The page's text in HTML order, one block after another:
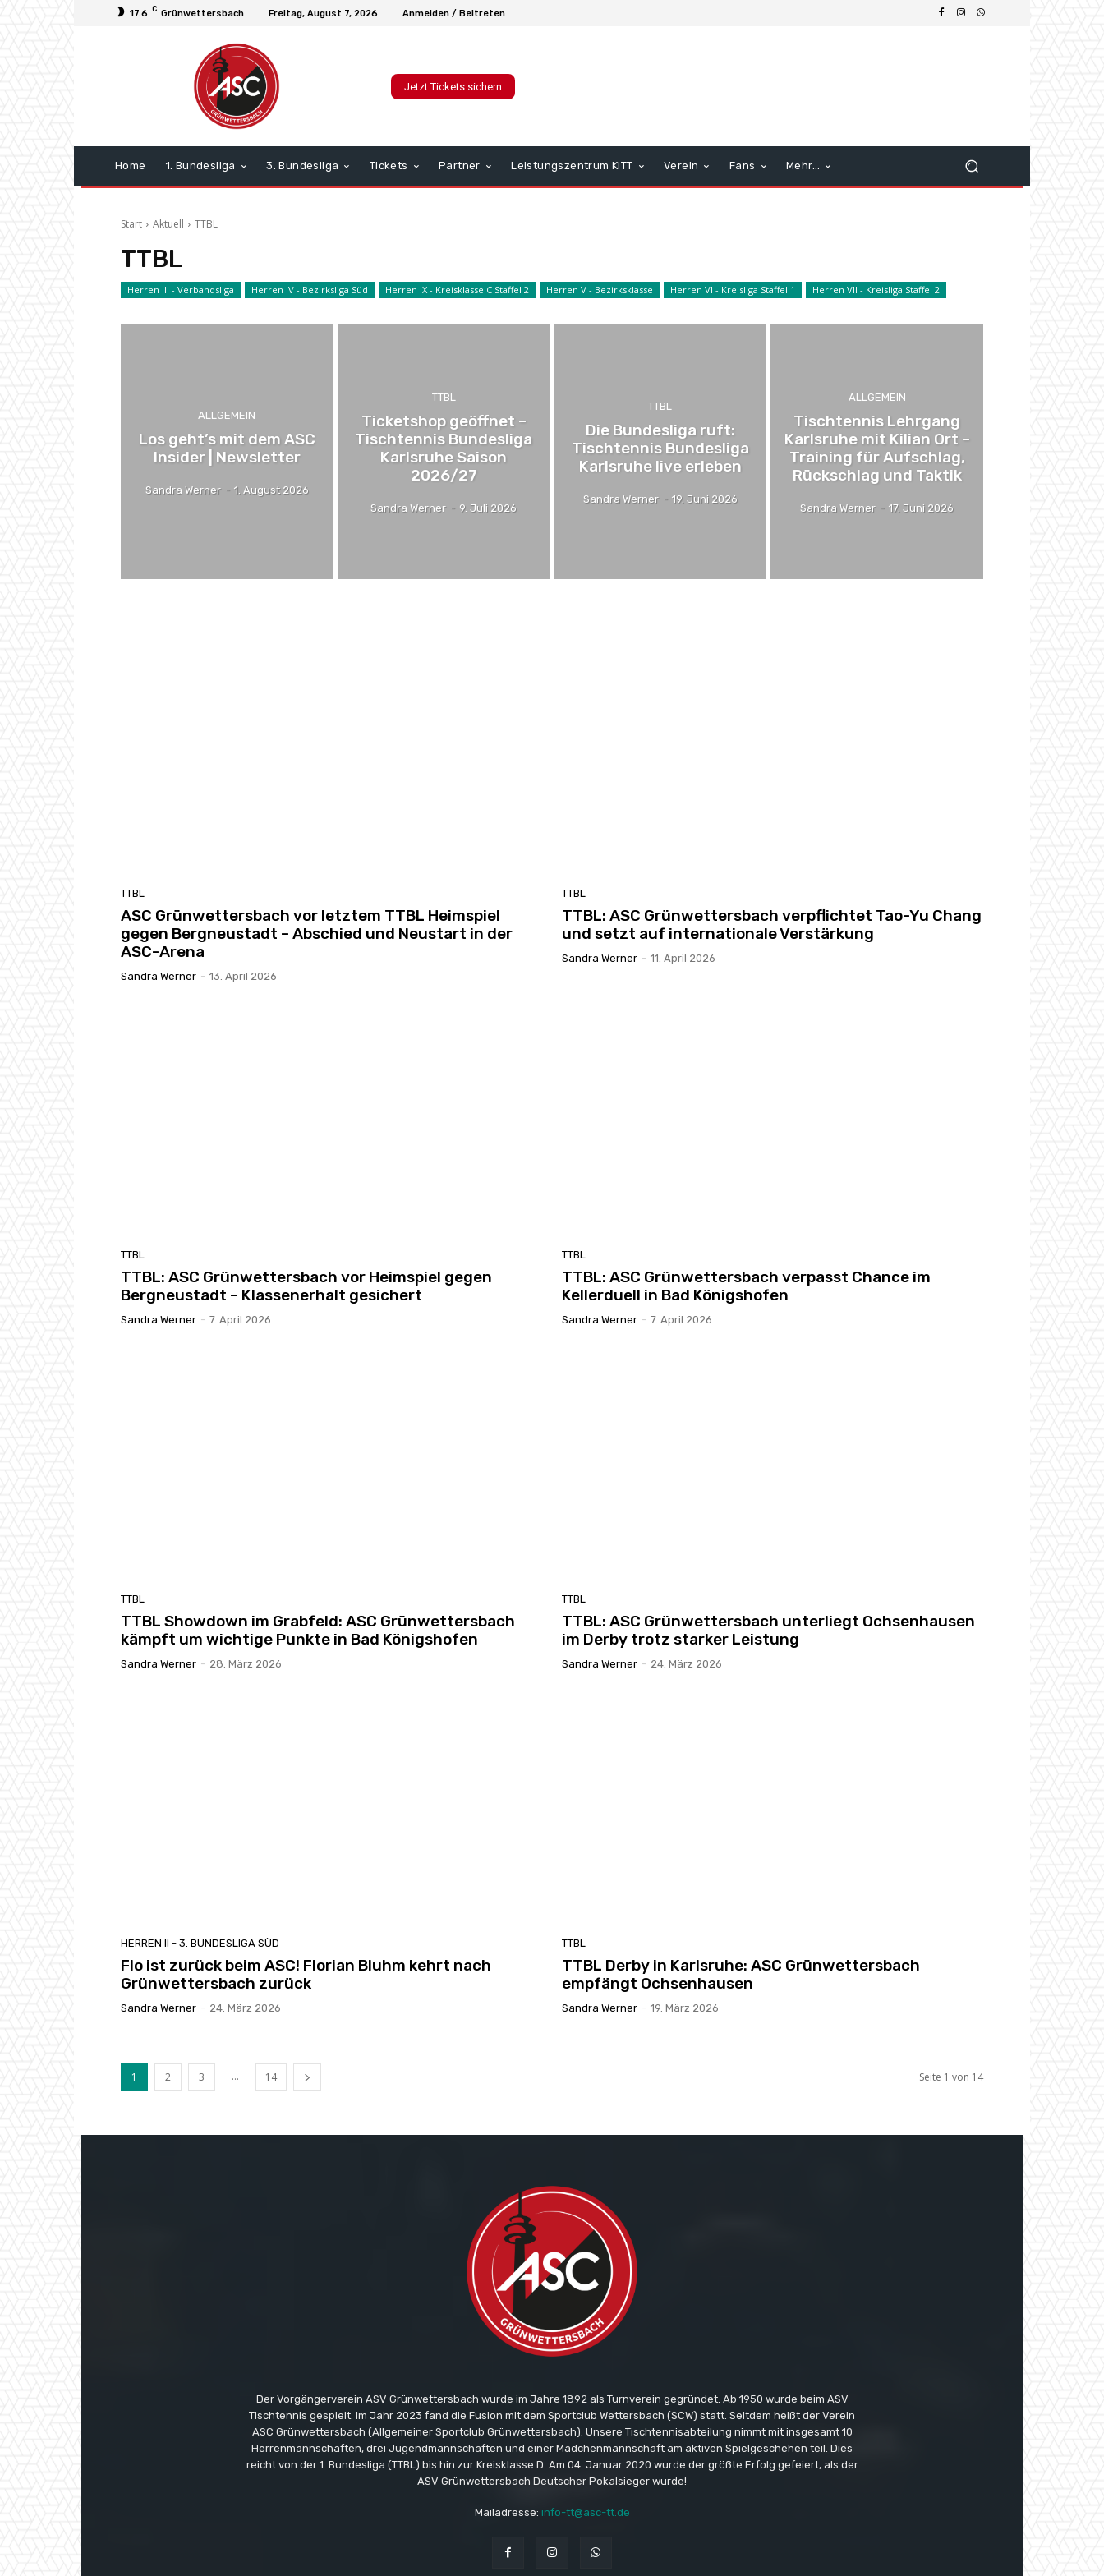
17.6 C Grünwettersbach Freitag, August 7, 2026 Anmelden / Beitreten
Jetzt Tickets sichern
Home 1. Bundesliga 3. Bundesliga Tickets Partner Leistungszentrum KITT Verein Fans Mehr…
Start Aktuell TTBL
TTBL
Herren III - Verbandsliga Herren IV - Bezirksliga Süd Herren IX - Kreisklasse C Staffel 2 Herren V - Bezirksklasse Herren VI - Kreisliga Staffel 1 Herren VII - Kreisliga Staffel 2
ALLGEMEIN
Los geht’s mit dem ASC
Insider | Newsletter
Sandra Werner - 1. August 2026
TTBL
Ticketshop geöffnet –
Tischtennis Bundesliga
Karlsruhe Saison
2026/27
Sandra Werner - 9. Juli 2026
TTBL
Die Bundesliga ruft:
Tischtennis Bundesliga
Karlsruhe live erleben
Sandra Werner - 19. Juni 2026
ALLGEMEIN
Tischtennis Lehrgang
Karlsruhe mit Kilian Ort –
Training für Aufschlag,
Rückschlag und Taktik
Sandra Werner - 17. Juni 2026
TTBL
ASC Grünwettersbach vor letztem TTBL Heimspiel
gegen Bergneustadt – Abschied und Neustart in der
ASC-Arena
Sandra Werner - 13. April 2026
TTBL
TTBL: ASC Grünwettersbach verpflichtet Tao-Yu Chang
und setzt auf internationale Verstärkung
Sandra Werner - 11. April 2026
TTBL
TTBL: ASC Grünwettersbach vor Heimspiel gegen
Bergneustadt – Klassenerhalt gesichert
Sandra Werner - 7. April 2026
TTBL
TTBL: ASC Grünwettersbach verpasst Chance im
Kellerduell in Bad Königshofen
Sandra Werner - 7. April 2026
TTBL
TTBL Showdown im Grabfeld: ASC Grünwettersbach
kämpft um wichtige Punkte in Bad Königshofen
Sandra Werner - 28. März 2026
TTBL
TTBL: ASC Grünwettersbach unterliegt Ochsenhausen
im Derby trotz starker Leistung
Sandra Werner - 24. März 2026
HERREN II - 3. BUNDESLIGA SÜD
Flo ist zurück beim ASC! Florian Bluhm kehrt nach
Grünwettersbach zurück
Sandra Werner - 24. März 2026
TTBL
TTBL Derby in Karlsruhe: ASC Grünwettersbach
empfängt Ochsenhausen
Sandra Werner - 19. März 2026
1 2 3 ... 14 Seite 1 von 14
Der Vorgängerverein ASV Grünwettersbach wurde im Jahre 1892 als Turnverein gegründet. Ab 1950 wurde beim ASV
Tischtennis gespielt. Im Jahr 2023 fand die Fusion mit dem Sportclub Wettersbach (SCW) statt. Seitdem heißt der Verein
ASC Grünwettersbach (Allgemeiner Sportclub Grünwettersbach). Unsere Tischtennisabteilung nimmt mit insgesamt 10
Herrenmannschaften, drei Jugendmannschaften und einer Mädchenmannschaft am aktiven Spielgeschehen teil. Dies
reicht von der 1. Bundesliga (TTBL) bis hin zur Kreisklasse D. Am 04. Januar 2020 wurde der größte Erfolg gefeiert, als der
ASV Grünwettersbach Deutscher Pokalsieger wurde!
Mailadresse: info-tt@asc-tt.de